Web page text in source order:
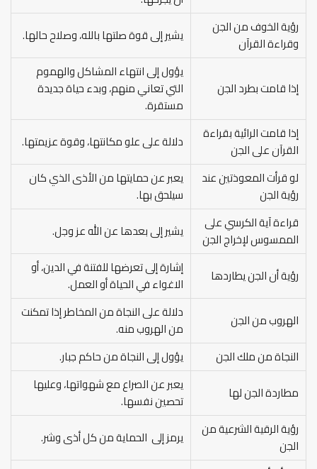
رؤية الخوف من الجن
وقراءة القرآن
يشير إلى قوة صلتها بالله، وصلاح حالها.
إذا قامت بطرد الجن
يؤول إلى انتهاء المشاكل والهموم
التي تعاني منهم، وبدء حياة جديدة
مستقرة.
إذا قامت الرائية بقراءة
القرآن على الجن
دلالة على علو مكانتها، وقوة عزيمتها.
لو قرأت المعوذتين عند
رؤية الجن
يعبر عن حمايتها من الأذى الذي كان
سيلحق بها.
قراءة آية الكرسي على
الممسوس لإخراج الجن
يشير إلى بعدها عن الله عز وجل.
رؤية أن الجن يطاردها
إشارة إلى تعرضها للفتنة في الدين، أو
الاغواء في الحياة أو العمل.
الهروب من الجن
دلالة على النجاة من المخاطر إذا تمكنت
من الهروب منه.
النجاة من ملك الجن
يؤول إلى النجاة من حاكم جبار.
مطاردة الجن لها
يعبر عن الصراع مع شهواتها، وعليها
تحصين نفسها.
رؤية الرقية الشرعية من
الجن
يرمز إلى الحماية من كل أذى وشر.